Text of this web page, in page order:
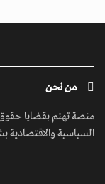
من نحن
منصة تهتم بقضايا حقوق
السياسية